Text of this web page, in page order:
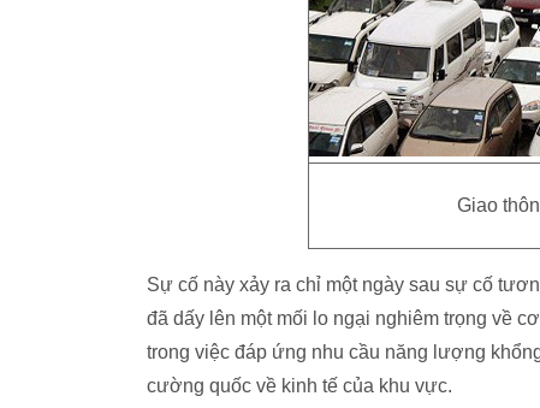
Giao
Sự cố này xảy ra chỉ một ngày sau sự cố
đã dấy lên một mối lo ngại nghiêm trọng về
trong việc đáp ứng nhu cầu năng lượng
cường quốc về kinh tế của khu vực.